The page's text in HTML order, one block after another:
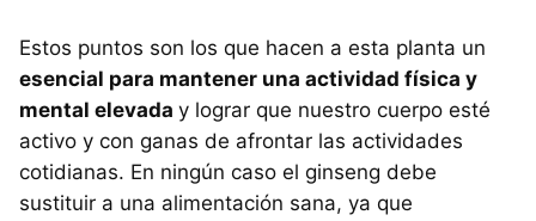
Estos puntos son los que hacen a esta planta un
esencial para mantener una actividad física y
mental elevada y lograr que nuestro cuerpo esté
activo y con ganas de afrontar las actividades
cotidianas. En ningún caso el ginseng debe
sustituir a una alimentación sana, ya que